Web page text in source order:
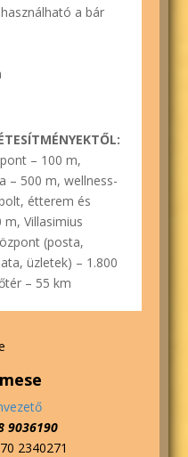
a bár
– 100 m,
– 500 m, wellness-
étterem és
m, Villasimius
(posta,
üzletek) – 1.800
– 55 km
9036190
2340271